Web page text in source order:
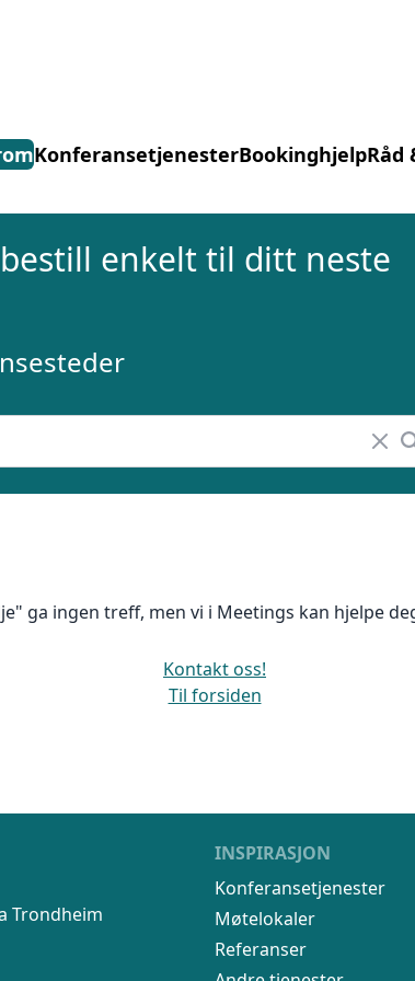
KonferansetjenesterBookinghjelpRåd
enkelt til ditt neste
ga ingen treff, men vi i Meetings kan hjelpe
Kontakt oss!
Til forsiden
Trondheim
INSPIRASJON
Konferansetjenester
Møtelokaler
Referanser
til ditt neste møte, konferanse eller event. Vi er
tilbud, gir råd og forhandler priser og betingelser,